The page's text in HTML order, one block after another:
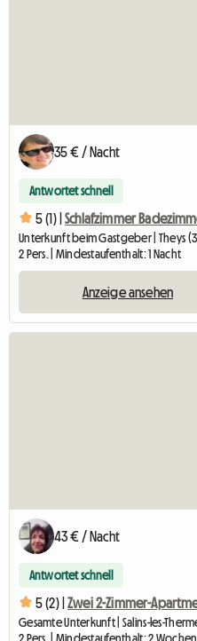
35 € / Nacht
Antwortet schnell
5 (1) |
2 Pers. | Mindestaufenthalt: 1 Nacht
Anzeige ansehen
43 € / Nacht
Antwortet schnell
5 (2) |
2 Pers. | Mindestaufenthalt: 2 Wochen